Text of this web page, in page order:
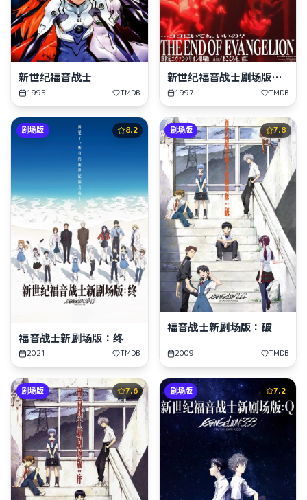
新世纪福音战士
1995 TMDB
新世纪福音战士剧场版：
Air / 真心为你
1997 TMDB
8.2
剧场版
福音战士新剧场版：终
2021 TMDB
7.8
剧场版
福音战士新剧场版：破
2009 TMDB
7.6
剧场版 7.2
剧场版